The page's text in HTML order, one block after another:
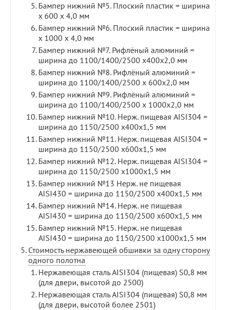
Бампер нижний №5. Плоский пластик = ширина
х 600 х 4,0 мм
Бампер нижний №6. Плоский пластик = ширина
х 1000 х 4,0 мм
Бампер нижний №7. Рифлёный алюминий =
ширина до 1100/1400/2500 х400х2,0 мм
Бампер нижний №8. Рифлёный алюминий =
ширина до 1100/1400/2500 х 600х2,0 мм
Бампер нижний №9. Рифлёный алюминий =
ширина до 1100/1400/2500 х 1000х2,0 мм
Бампер нижний №10. Нерж. пищевая AISI304 =
ширина до 1150/2500 х400х1,5 мм
Бампер нижний №11. Нерж. пищевая AISI304 =
ширина до 1150/2500 х600х1,5 мм
Бампер нижний №12. Нерж. пищевая AISI304 =
ширина до 1150/2500 х1000х1,5 мм
Бампер нижний №13 Нерж. не пищевая
AISI430 = ширина до 1150/2500 х400х1,5 мм
Бампер нижний №14. Нерж. не пищевая
AISI430 = ширина до 1150/2500 х600х1,5 мм
Бампер нижний №15. Нерж. не пищевая
AISI430 = ширина до 1150/2500 х1000х1,5 мм
Стоимость нержавеющей обшивки за одну сторону
одного полотна
Нержавеющая сталь AISI304 (пищевая) S0,8 мм
(для двери, высотой до 2500)
Нержавеющая сталь AISI304 (пищевая) S0,8 мм
(для двери, высотой более 2501)